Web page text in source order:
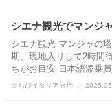
シエナ観光でマンジ
シエナ観光 マンジャの
期、現地入りして2時間
ちがお目安 日本語添乗員
☆ちびイタリア旅行... |